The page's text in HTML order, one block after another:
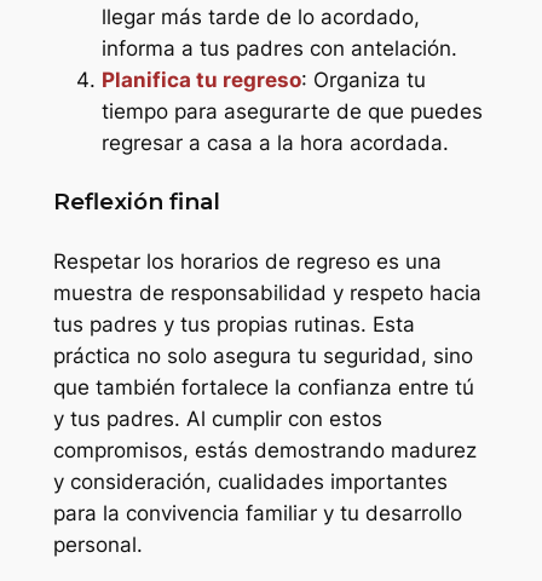
llegar más tarde de lo acordado,
informa a tus padres con antelación.
Planifica tu regreso: Organiza tu
tiempo para asegurarte de que puedes
regresar a casa a la hora acordada.
Reflexión final
Respetar los horarios de regreso es una
muestra de responsabilidad y respeto hacia
tus padres y tus propias rutinas. Esta
práctica no solo asegura tu seguridad, sino
que también fortalece la confianza entre tú
y tus padres. Al cumplir con estos
compromisos, estás demostrando madurez
y consideración, cualidades importantes
para la convivencia familiar y tu desarrollo
personal.